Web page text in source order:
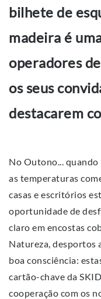
bilhete de
madeira é
operadores
os seus
destacarem
No Outono... quando
as temperaturas
casas e escritórios
oportunidade de
claro em encostas
Natureza, desportos
boa consciência:
cartão-chave da
cooperação com os